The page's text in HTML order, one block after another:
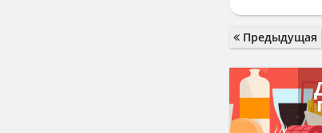
Предыдущая